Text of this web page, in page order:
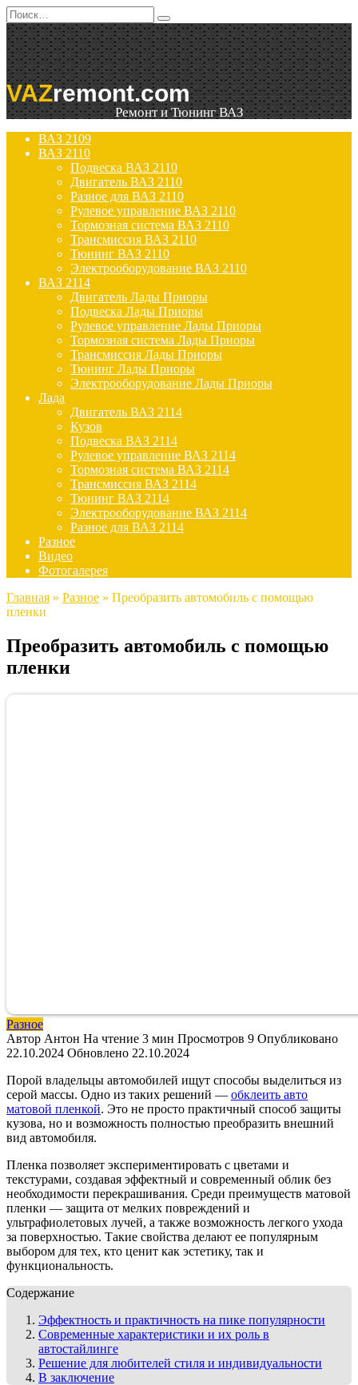
Перейти
к
содержанию
Search
for:
VAZremont.com
Ремонт и Тюнинг ВАЗ
ВАЗ 2109
ВАЗ 2110
Подвеска ВАЗ 2110
Двигатель ВАЗ 2110
Разное для ВАЗ 2110
Рулевое управление ВАЗ 2110
Тормозная система ВАЗ 2110
Трансмиссия ВАЗ 2110
Тюнинг ВАЗ 2110
Электрооборудование ВАЗ 2110
ВАЗ 2114
Двигатель Лады Приоры
Подвеска Лады Приоры
Рулевое управление Лады Приоры
Тормозная система Лады Приоры
Трансмиссия Лады Приоры
Тюнинг Лады Приоры
Электрооборудование Лады Приоры
Лада
Двигатель ВАЗ 2114
Кузов
Подвеска ВАЗ 2114
Рулевое управление ВАЗ 2114
Тормозная система ВАЗ 2114
Трансмиссия ВАЗ 2114
Тюнинг ВАЗ 2114
Электрооборудование ВАЗ 2114
Разное для ВАЗ 2114
Разное
Видео
Фотогалерея
Главная » Разное » Преобразить автомобиль с помощью
пленки
Преобразить автомобиль с помощью
пленки
Разное
Автор Антон На чтение 3 мин Просмотров 9 Опубликовано
22.10.2024 Обновлено 22.10.2024
Порой владельцы автомобилей ищут способы выделиться из
серой массы. Одно из таких решений — обклеить авто
матовой пленкой. Это не просто практичный способ защиты
кузова, но и возможность полностью преобразить внешний
вид автомобиля.
Пленка позволяет экспериментировать с цветами и
текстурами, создавая эффектный и современный облик без
необходимости перекрашивания. Среди преимуществ матовой
пленки — защита от мелких повреждений и
ультрафиолетовых лучей, а также возможность легкого ухода
за поверхностью. Такие свойства делают ее популярным
выбором для тех, кто ценит как эстетику, так и
функциональность.
Содержание
Эффектность и практичность на пике популярности
Современные характеристики и их роль в
автостайлинге
Решение для любителей стиля и индивидуальности
В заключение